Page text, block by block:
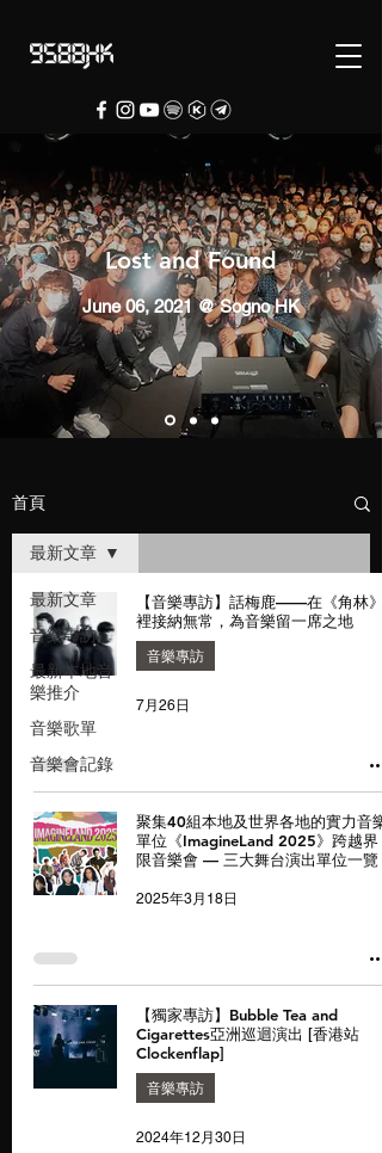
Lost and Found
June 06, 2021 @ Sogno HK
首頁
最新文章
音樂專訪
最新本地音
樂推介
音樂歌單
音樂會記錄
最新文章
【音樂專訪】話梅鹿——在《角林》
裡接納無常，為音樂留一席之地
音樂專訪
7月26日
聚集40組本地及世界各地的實力音樂
單位《ImagineLand 2025》跨越界
限音樂會 — 三大舞台演出單位一覽
2025年3月18日
【獨家專訪】Bubble Tea and
Cigarettes亞洲巡迴演出 [香港站
Clockenflap]
音樂專訪
2024年12月30日